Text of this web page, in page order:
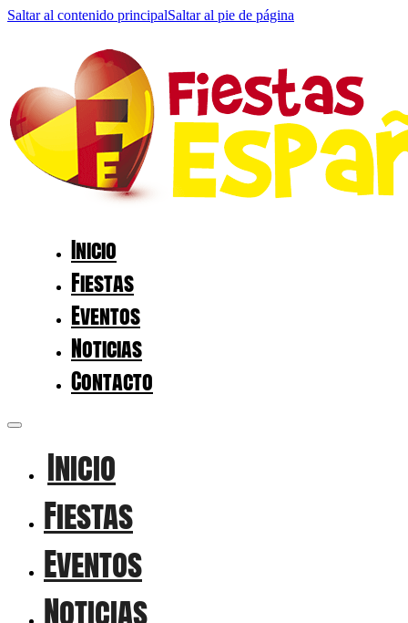
Saltar al contenido principalSaltar al pie de página
Inicio
Fiestas
Eventos
Noticias
Contacto
Inicio
Fiestas
Eventos
Noticias